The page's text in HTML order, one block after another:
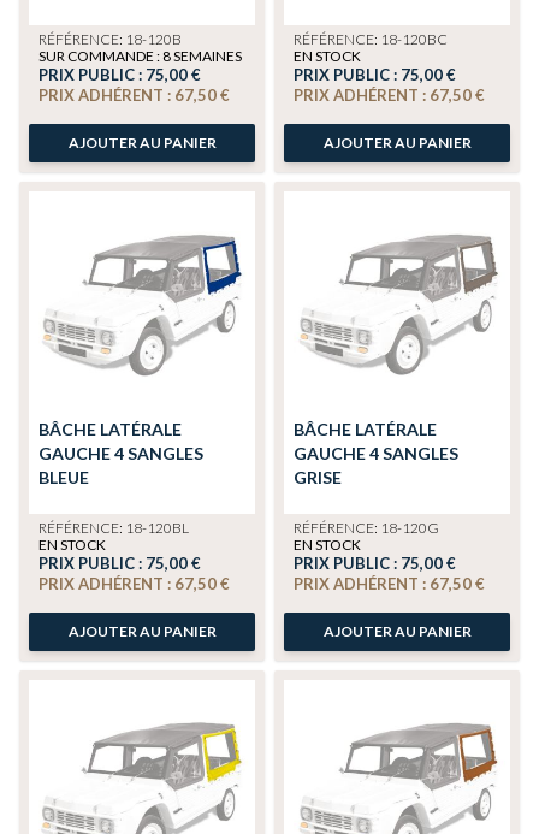
RÉFÉRENCE: 18-120B
SUR COMMANDE : 8 SEMAINES
PRIX PUBLIC : 75,00 €
PRIX ADHÉRENT : 67,50 €
AJOUTER AU PANIER
RÉFÉRENCE: 18-120BC
EN STOCK
PRIX PUBLIC : 75,00 €
PRIX ADHÉRENT : 67,50 €
AJOUTER AU PANIER
BÂCHE LATÉRALE
GAUCHE 4 SANGLES
BLEUE
RÉFÉRENCE: 18-120BL
EN STOCK
PRIX PUBLIC : 75,00 €
PRIX ADHÉRENT : 67,50 €
AJOUTER AU PANIER
BÂCHE LATÉRALE
GAUCHE 4 SANGLES
GRISE
RÉFÉRENCE: 18-120G
EN STOCK
PRIX PUBLIC : 75,00 €
PRIX ADHÉRENT : 67,50 €
AJOUTER AU PANIER